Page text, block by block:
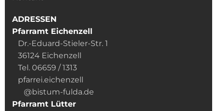
ADRESSEN
Pfarramt Eichenzell
Dr.-Eduard-Stieler-Str. 1
36124 Eichenzell
Tel. 06659 / 1313
pfarrei.eichenzell
@bistum-fulda.de
Pfarramt Lütter